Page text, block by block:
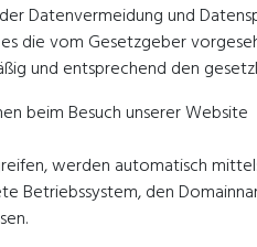
Datenvermeidung und
die vom Gesetzgeber
und entsprechend den
beim Besuch unserer Website
werden automatisch
Betriebssystem, den